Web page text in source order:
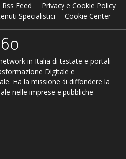
Rss Feed
Privacy e Cookie Policy
Specialistici
Cookie Center
in Italia di testate e portali
Digitale e
Ha la missione di diffondere la
nelle imprese e pubbliche